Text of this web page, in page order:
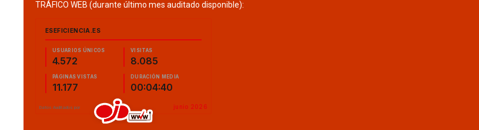
TRÁFICO WEB (durante último mes auditado disponible):